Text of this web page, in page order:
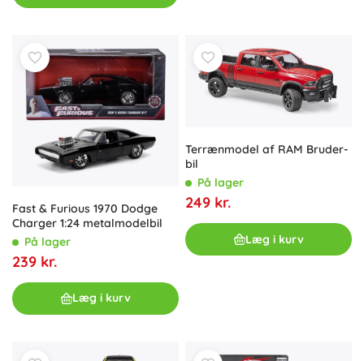
Fast & Furious 1970 Dodge
Charger 1:24 metalmodelbil
På lager
239 kr.
Læg i kurv
Terrænmodel af RAM Bruder-
bil
På lager
249 kr.
Læg i kurv